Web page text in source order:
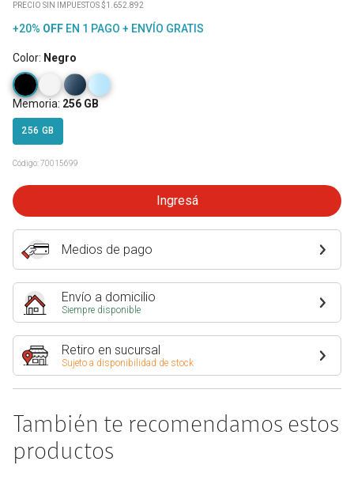
PRECIO SIN IMPUESTOS $1.652.892
+20% OFF EN 1 PAGO + ENVÍO GRATIS
Color: Negro
Memoria: 256 GB
256 GB
Código:70015699
Ingresá
Medios de pago
Envío a domicilio
Siempre disponible
Retiro en sucursal
Sujeto a disponibilidad de stock
También te recomendamos estos
productos